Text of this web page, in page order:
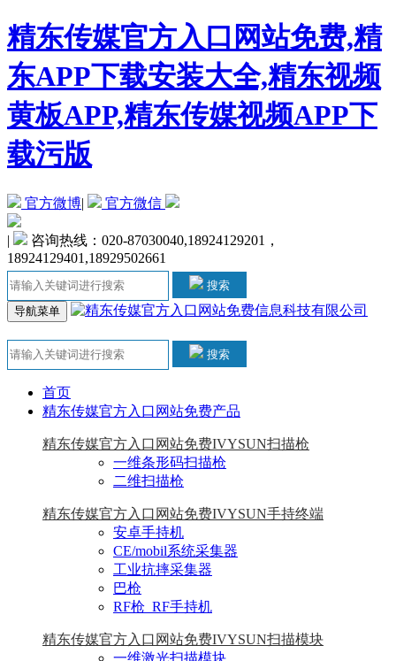
精东传媒官方入口网站免费,精
东APP下载安装大全,精东视频
黄板APP,精东传媒视频APP下
载污版
官方微博| 官方微信
|
咨询热线：020-87030040,18924129201，
18924129401,18929502661
搜索
导航菜单
搜索
首页
精东传媒官方入口网站免费产品
精东传媒官方入口网站免费IVYSUN扫描枪
一维条形码扫描枪
二维扫描枪
精东传媒官方入口网站免费IVYSUN手持终端
安卓手持机
CE/mobil系统采集器
工业抗摔采集器
巴枪
RF枪_RF手持机
精东传媒官方入口网站免费IVYSUN扫描模块
一维激光扫描模块